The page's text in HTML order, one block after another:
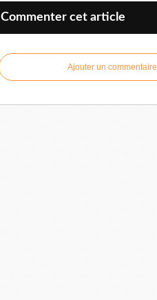
Commenter cet article
Ajouter un commentaire